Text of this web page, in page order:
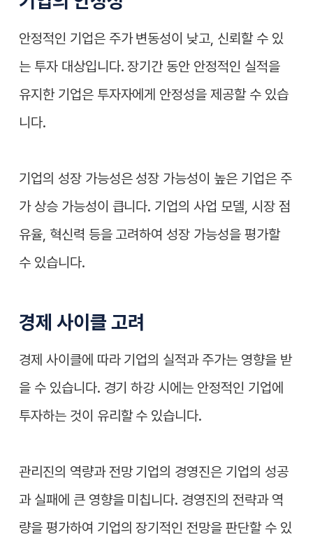
안정적인 기업은 주가 변동성이 낮고, 신뢰할 수 있
는 투자 대상입니다. 장기간 동안 안정적인 실적을
유지한 기업은 투자자에게 안정성을 제공할 수 있습
니다.
기업의 성장 가능성은 성장 가능성이 높은 기업은 주
가 상승 가능성이 큽니다. 기업의 사업 모델, 시장 점
유율, 혁신력 등을 고려하여 성장 가능성을 평가할
수 있습니다.
경제 사이클 고려
경제 사이클에 따라 기업의 실적과 주가는 영향을 받
을 수 있습니다. 경기 하강 시에는 안정적인 기업에
투자하는 것이 유리할 수 있습니다.
관리진의 역량과 전망 기업의 경영진은 기업의 성공
과 실패에 큰 영향을 미칩니다. 경영진의 전략과 역
량을 평가하여 기업의 장기적인 전망을 판단할 수 있